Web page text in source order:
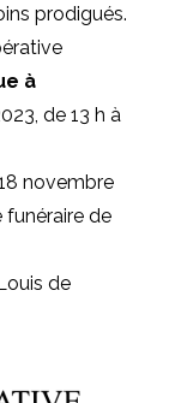
prodigués.
à
de 13 h à
novembre
funéraire de
de